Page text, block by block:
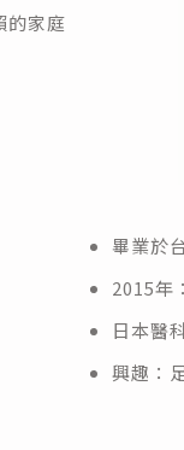
的家庭
畢業於
2015年
日本醫
興趣：